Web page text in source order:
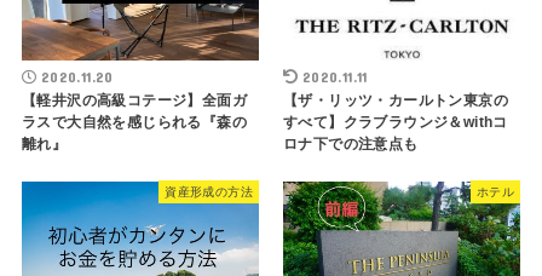
2020.11.20
【軽井沢の高級コテージ】全面ガ
ラスで大自然を感じられる『森の
離れ』
2020.11.11
【ザ・リッツ・カールトン東京の
すべて】クラブラウンジ＆withコ
ロナ下での注意点も
資産形成の方法 ホテル